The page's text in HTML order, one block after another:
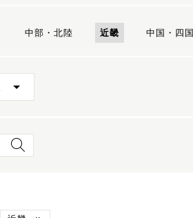
中部・北陸 近畿 中国・四国